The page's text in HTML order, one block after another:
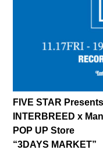
FIVE STAR Presents
INTERBREED x
POP UP Store
“3DAYS MARKET”